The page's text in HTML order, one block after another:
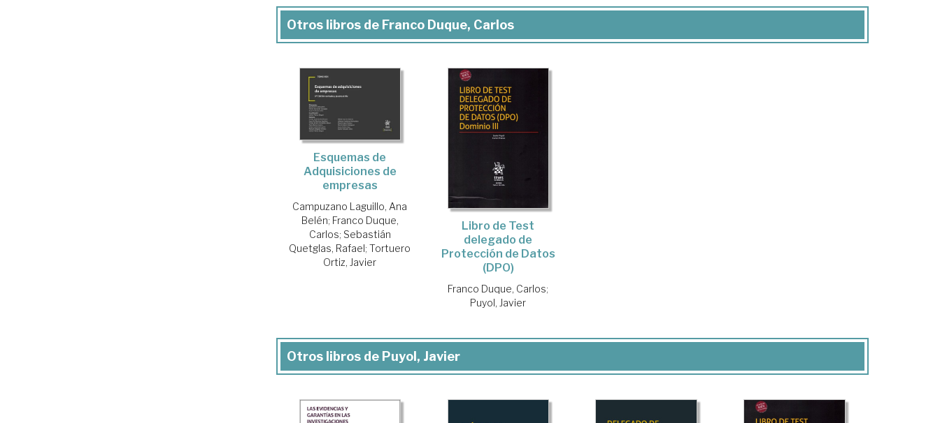
Otros libros de Franco Duque, Carlos
Esquemas de
Adquisiciones de
empresas
Campuzano Laguillo, Ana
Belén; Franco Duque,
Carlos; Sebastián
Quetglas, Rafael;Tortuero
Ortiz, Javier
Libro de Test
delegado de
Protección de Datos
(DPO)
Franco Duque, Carlos;
Puyol, Javier
Otros libros de Puyol, Javier